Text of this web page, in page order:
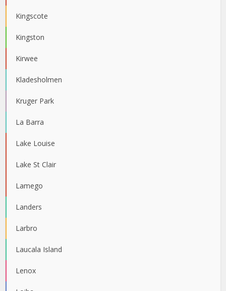
Kingscote
Kingston
Kirwee
Kladesholmen
Kruger Park
La Barra
Lake Louise
Lake St Clair
Lamego
Landers
Larbro
Laucala Island
Lenox